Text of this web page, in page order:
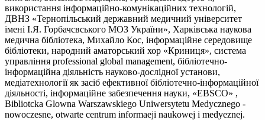
використання інформаційно-комунікаційних технологій,
ДВНЗ «Тернопільський державний медичний університет
імені І.Я. Горбачсвського МОЗ України», Харківська наукова
медична бібліотека, Михайло Кос, інформаційне середовище
бібліотеки, народний аматорський хор «Криниця», система
управління professional global management, бібліотечно-
інформаційна діяльність науково-дослідної установи,
медіатехнології як засіб ефективної бібліотечно-інформаційної
діяльності, інформаційне забезпечення науки, «EBSCO» ,
Bibliotcka Glowna Warszawskiego Uniwersytetu Medycznego -
nowoczesne, otwarte centrum informaeji naukowej і medyeznej.